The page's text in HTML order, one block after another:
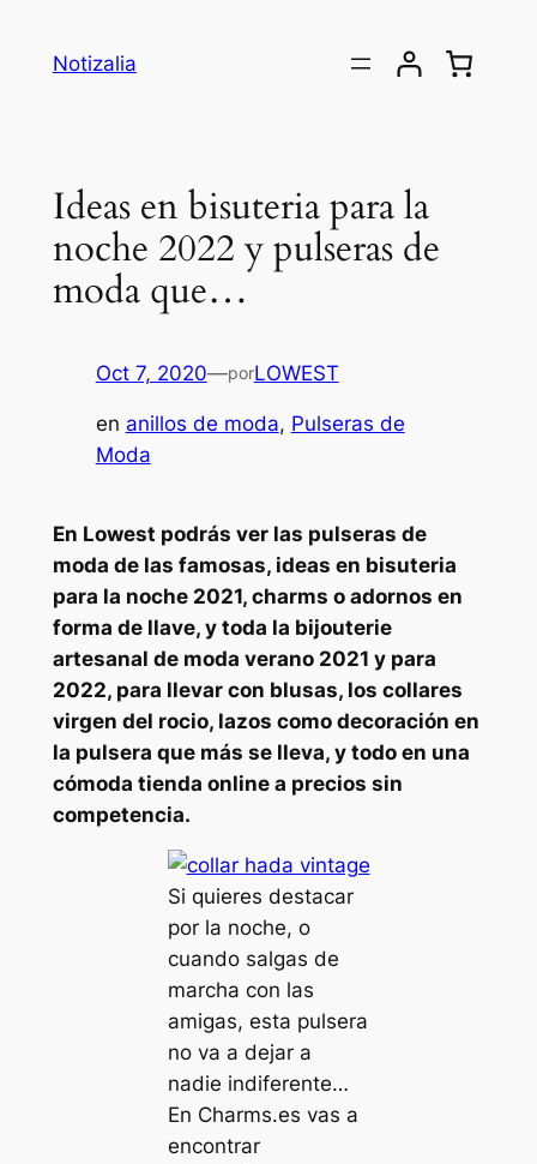
Notizalia
Ideas en bisuteria para la
noche 2022 y pulseras de
moda que…
Oct 7, 2020—porLOWEST
en anillos de moda, Pulseras de
Moda
En Lowest podrás ver las pulseras de
moda de las famosas, ideas en bisuteria
para la noche 2021, charms o adornos en
forma de llave, y toda la bijouterie
artesanal de moda verano 2021 y para
2022, para llevar con blusas, los collares
virgen del rocio, lazos como decoración en
la pulsera que más se lleva, y todo en una
cómoda tienda online a precios sin
competencia.
Si quieres destacar
por la noche, o
cuando salgas de
marcha con las
amigas, esta pulsera
no va a dejar a
nadie indiferente…
En Charms.es vas a
encontrar